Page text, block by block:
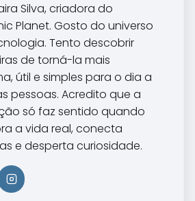
Silva, criadora do
Planet. Gosto do universo
Tento descobrir
de torná-la mais
útil e simples para o dia a
pessoas. Acredito que a
só faz sentido quando
a vida real, conecta
e desperta curiosidade.